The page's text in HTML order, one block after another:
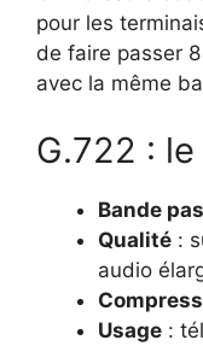
pour les
de faire passer
avec la même
G.722 :
Bande
Qualité :
audio
Usage :